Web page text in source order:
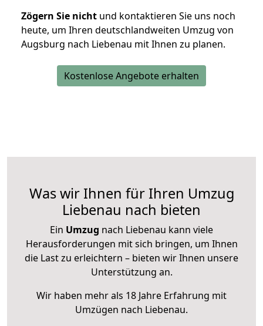
Zögern Sie nicht und kontaktieren Sie uns noch
heute, um Ihren deutschlandweiten Umzug von
Augsburg nach Liebenau mit Ihnen zu planen.
Kostenlose Angebote erhalten
Was wir Ihnen für Ihren Umzug
Liebenau nach bieten
Ein Umzug nach Liebenau kann viele
Herausforderungen mit sich bringen, um Ihnen
die Last zu erleichtern – bieten wir Ihnen unsere
Unterstützung an.
Wir haben mehr als 18 Jahre Erfahrung mit
Umzügen nach Liebenau.